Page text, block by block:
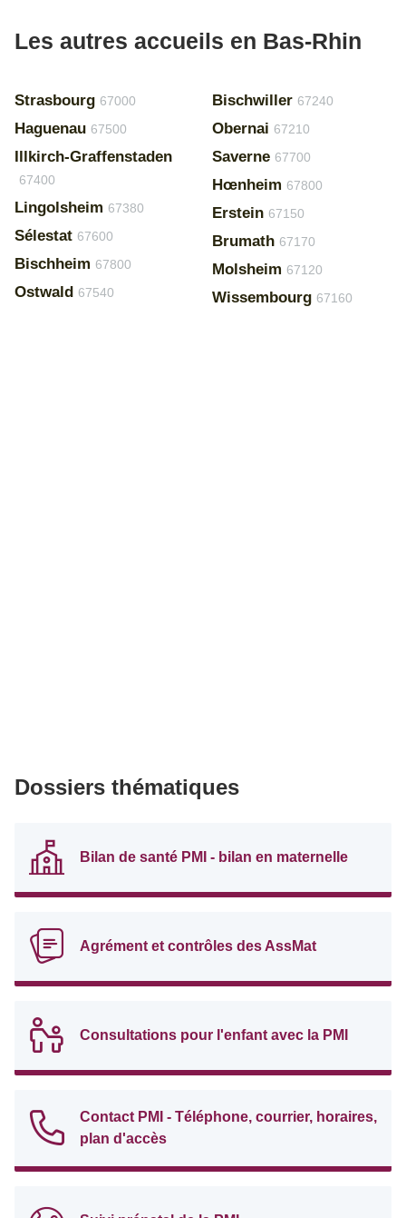
Les autres accueils en Bas-Rhin
Strasbourg 67000
Haguenau 67500
Illkirch-Graffenstaden
67400
Lingolsheim 67380
Sélestat 67600
Bischheim 67800
Ostwald 67540
Bischwiller 67240
Obernai 67210
Saverne 67700
Hœnheim 67800
Erstein 67150
Brumath 67170
Molsheim 67120
Wissembourg 67160
Dossiers thématiques
Bilan de santé PMI - bilan en maternelle
Agrément et contrôles des AssMat
Consultations pour l'enfant avec la PMI
Contact PMI - Téléphone, courrier, horaires,
plan d'accès